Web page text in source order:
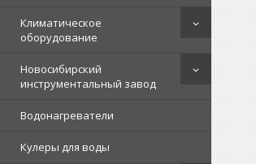
Климатическое
оборудование
Новосибирский
инструментальный завод
Водонагреватели
Кулеры для воды